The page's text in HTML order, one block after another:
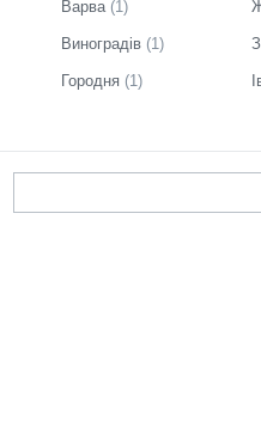
Варва(1)
Виноградів (1)
Городня (1)